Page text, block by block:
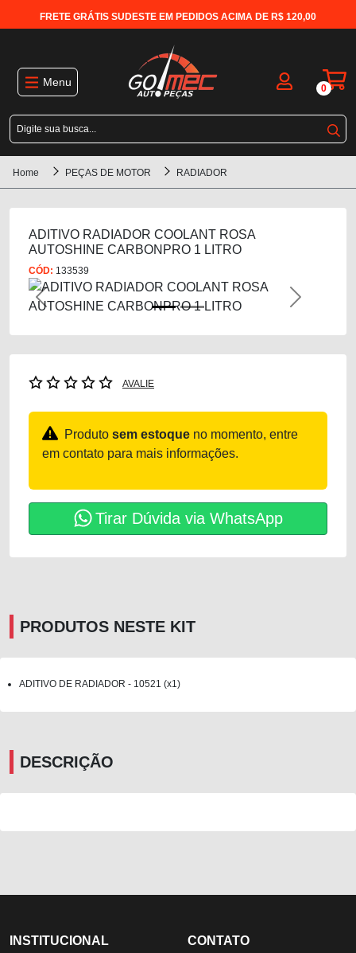
FRETE GRÁTIS SUDESTE EM PEDIDOS ACIMA DE R$ 120,00
Menu 0
Home PEÇAS DE MOTOR RADIADOR
ADITIVO RADIADOR COOLANT ROSA
AUTOSHINE CARBONPRO 1 LITRO
CÓD: 133539
Previous Next
AVALIE
Produto sem estoque no momento, entre
em contato para mais informações.
Tirar Dúvida via WhatsApp
PRODUTOS NESTE KIT
ADITIVO DE RADIADOR - 10521 (x1)
DESCRIÇÃO
INSTITUCIONAL CONTATO